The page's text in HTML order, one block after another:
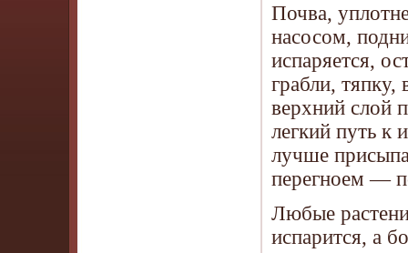
Почва,
насосом,
испаряется,
грабли,
верхний слой
легкий путь к
лучше
перегноем —
Любые
испарится, а